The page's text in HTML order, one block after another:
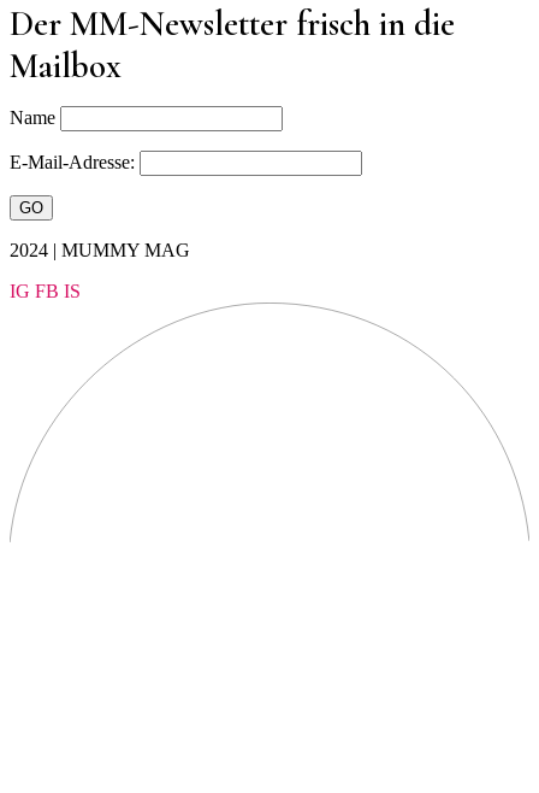
Der MM-Newsletter frisch in die
Mailbox
Name
E-Mail-Adresse:
2024 | MUMMY MAG
IG FB IS